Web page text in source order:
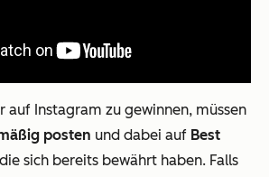
auf Instagram zu gewinnen, müssen
posten und dabei auf Best
sich bereits bewährt haben. Falls